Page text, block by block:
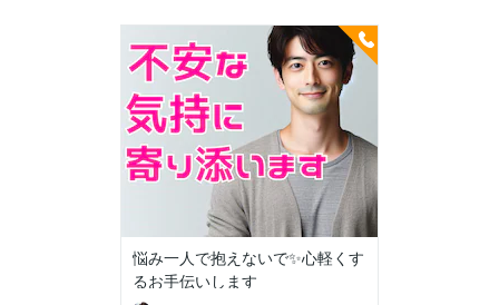
悩み一人で抱えないで✨心軽くす
るお手伝いします